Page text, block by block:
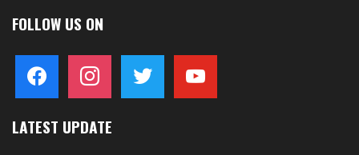
FOLLOW US ON
facebook instagram twitter youtube
LATEST UPDATE